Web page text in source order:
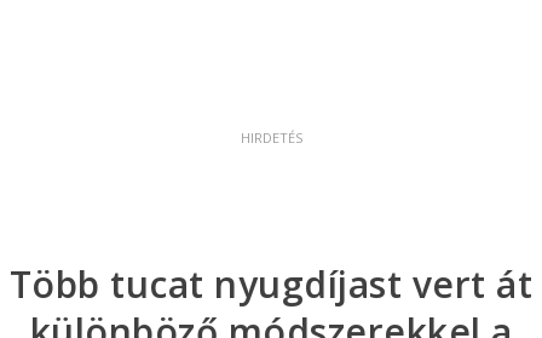
Több tucat nyugdíjast vert át